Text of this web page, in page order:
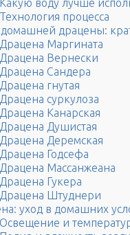
Какую воду лучше
Технология процесса
драцены:
Драцена Маргината
Драцена Вернески
Драцена Сандера
Драцена гнутая
Драцена суркулоза
Драцена Канарская
Драцена Душистая
Драцена Деремская
Драцена Годсефа
Драцена Массанжеана
Драцена Гукера
Драцена Штуднери
уход в домашних
Освещение и